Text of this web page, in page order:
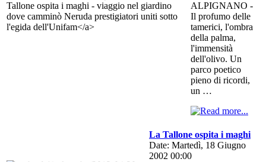
ALPIGNANO -
Il profumo delle
tamerici, l'ombra
della palma,
l'immensità
dell'olivo. Un
parco poetico
pieno di ricordi,
un …
La Tallone ospita i maghi
Date: Martedì, 18 Giugno
2002 00:00